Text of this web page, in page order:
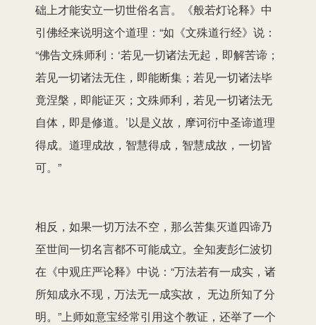
础上才能安立一切世俗名言。《般若灯论释》中
引佛经来说明这个道理：“如《文殊道行经》说：
“佛告文殊师利：‘若见一切诸法无起，即解苦谛；
若见一切诸法无住，即能断集；若见一切诸法毕
竟涅槃，即能证灭；文殊师利，若见一切诸法无
自体，即是修道。’以是义故，摩诃衍中圣谛道理
得成。道理成故，智慧得成，智慧成故，一切皆
可。”
相反，如果一切万法不空，那么苦集灭道四谛乃
至世间一切名言都不可能成立。全知麦彭仁波切
在《中观庄严论释》中说：“万法若有一成实，诸
所知成永不现，万法无一成实故， 无边所知了分
明。”上师如意宝经常引用这个教证，还举了一个